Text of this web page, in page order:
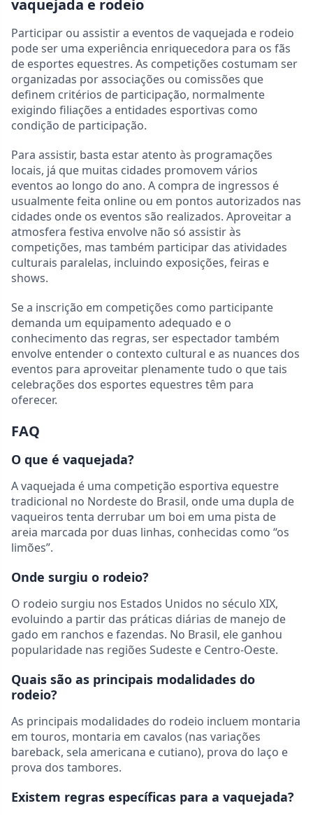
vaquejada e rodeio
Participar ou assistir a eventos de vaquejada e rodeio
pode ser uma experiência enriquecedora para os fãs
de esportes equestres. As competições costumam ser
organizadas por associações ou comissões que
definem critérios de participação, normalmente
exigindo filiações a entidades esportivas como
condição de participação.
Para assistir, basta estar atento às programações
locais, já que muitas cidades promovem vários
eventos ao longo do ano. A compra de ingressos é
usualmente feita online ou em pontos autorizados nas
cidades onde os eventos são realizados. Aproveitar a
atmosfera festiva envolve não só assistir às
competições, mas também participar das atividades
culturais paralelas, incluindo exposições, feiras e
shows.
Se a inscrição em competições como participante
demanda um equipamento adequado e o
conhecimento das regras, ser espectador também
envolve entender o contexto cultural e as nuances dos
eventos para aproveitar plenamente tudo o que tais
celebrações dos esportes equestres têm para
oferecer.
FAQ
O que é vaquejada?
A vaquejada é uma competição esportiva equestre
tradicional no Nordeste do Brasil, onde uma dupla de
vaqueiros tenta derrubar um boi em uma pista de
areia marcada por duas linhas, conhecidas como “os
limões”.
Onde surgiu o rodeio?
O rodeio surgiu nos Estados Unidos no século XIX,
evoluindo a partir das práticas diárias de manejo de
gado em ranchos e fazendas. No Brasil, ele ganhou
popularidade nas regiões Sudeste e Centro-Oeste.
Quais são as principais modalidades do
rodeio?
As principais modalidades do rodeio incluem montaria
em touros, montaria em cavalos (nas variações
bareback, sela americana e cutiano), prova do laço e
prova dos tambores.
Existem regras específicas para a vaquejada?